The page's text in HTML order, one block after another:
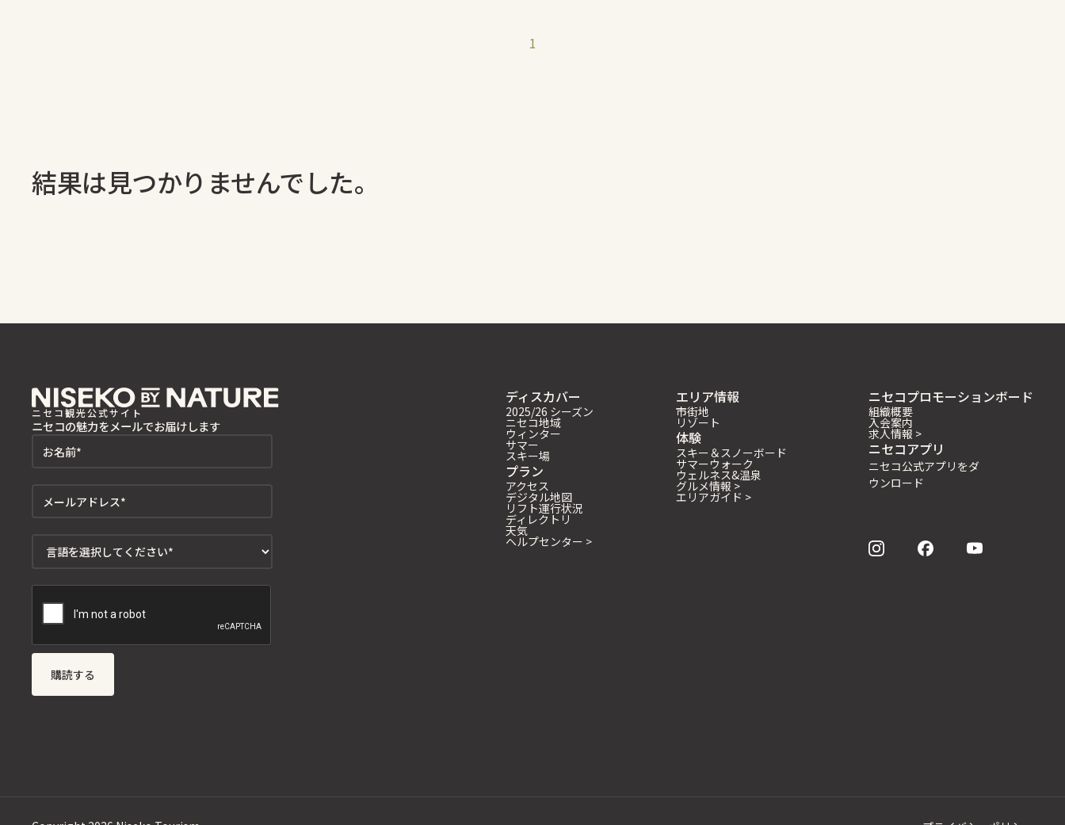
1
結果は見つかりませんでした。
ニセコ観光公式サイト
ニセコの魅力をメールでお届けします
ディスカバー
2025/26 シーズン
ニセコ地域
ウィンター
サマー
スキー場
プラン
アクセス
デジタル地図
リフト運行状況
ディレクトリ
天気
ヘルプセンター >
エリア情報
市街地
リゾート
体験
スキー＆スノーボード
サマーウォーク
ウェルネス&温泉
グルメ情報 >
エリアガイド >
ニセコプロモーションボード
組織概要
入会案内
求人情報 >
ニセコアプリ
ニセコ公式アプリをダ
ウンロード